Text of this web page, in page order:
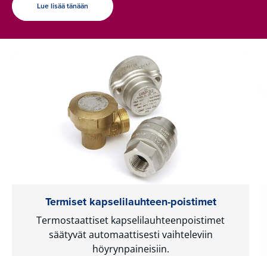
Lue lisää tänään
Termiset kapselilauhteen-poistimet
Termostaattiset kapselilauhteenpoistimet
säätyvät automaattisesti vaihteleviin
höyrynpaineisiin.